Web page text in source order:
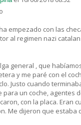
empezado con las
al regimen nazi catalan
general , que
y me paré con el
Justo cuando
para un coche, agentes
con la placa. Eran
Me dijeron que estaba